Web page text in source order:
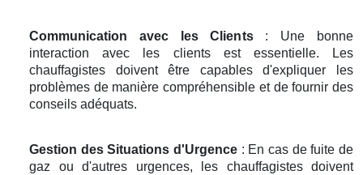
Communication avec les Clients: Une bonne
interaction avec les clients est essentielle. Les
chauffagistes doivent être capables d'expliquer les
problèmes de manière compréhensible et de fournir des
conseils adéquats.
Gestion des Situations d'Urgence : En cas de fuite de
gaz ou d'autres urgences, les chauffagistes doivent